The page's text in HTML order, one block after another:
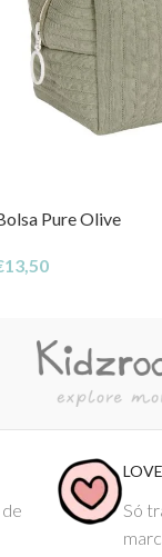
Pure Olive
13,50
Só